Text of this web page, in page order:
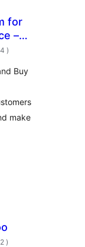
for
–
&
classificações
)
Buy
make
classificações
)